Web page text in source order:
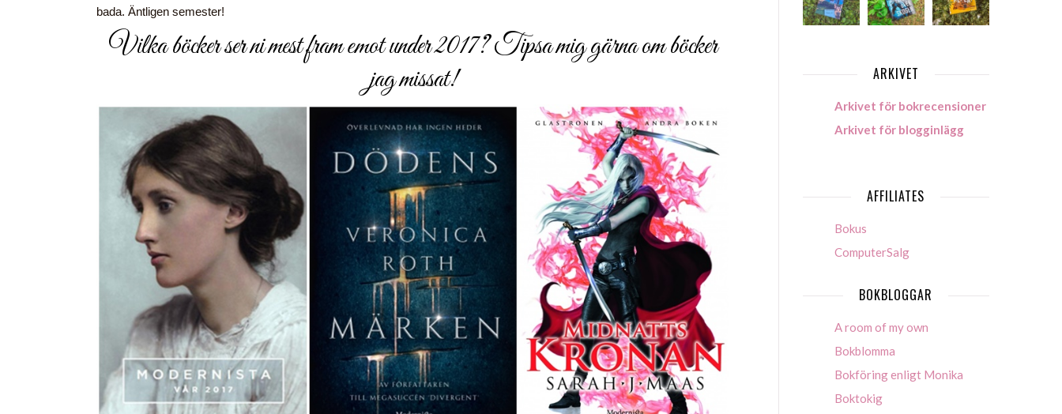
bada. Äntligen semester!
Vilka böcker ser ni mest fram emot under 2017? Tipsa mig gärna om böcker
jag missat!
ARKIVET
Arkivet för bokrecensioner
Arkivet för blogginlägg
AFFILIATES
Bokus
ComputerSalg
BOKBLOGGAR
A room of my own
Bokblomma
Bokföring enligt Monika
Boktokig